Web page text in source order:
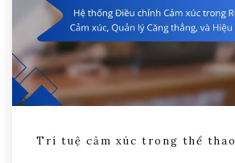
Trí tuệ cảm xúc trong thể thao